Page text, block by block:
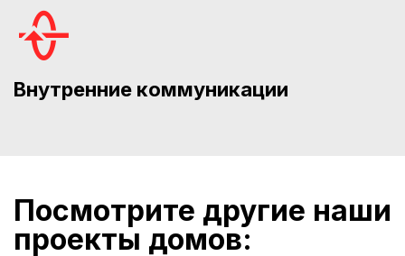
Внутренние коммуникации
Посмотрите другие наши
проекты домов: